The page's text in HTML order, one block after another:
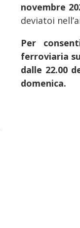
novembre
deviatoi
Per
ferroviaria
dalle 22.00
domenica.